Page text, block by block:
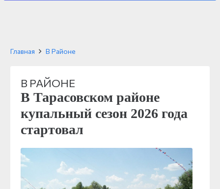
Главная В Районе
В РАЙОНЕ
В Тарасовском районе
купальный сезон 2026 года
стартовал